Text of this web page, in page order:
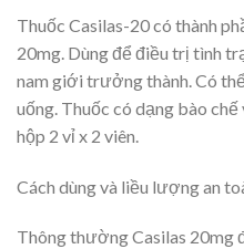
Thuốc Casilas-20 có thành
20mg. Dùng để điều trị tình
nam giới trưởng thành. Có
uống. Thuốc có dạng bào
hộp 2 vỉ x 2 viên.
Cách dùng và liều lượng an
Thông thường Casilas